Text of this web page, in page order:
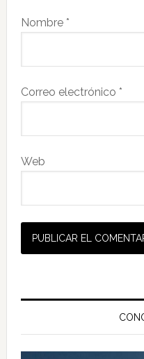
Nombre *
Correo electrónico *
Web
Barra
principal